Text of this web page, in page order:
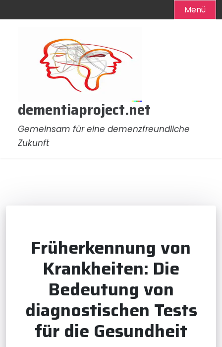
Menü
dementiaproject.net
Gemeinsam für eine demenzfreundliche
Zukunft
Früherkennung von
Krankheiten: Die
Bedeutung von
diagnostischen Tests
für die Gesundheit